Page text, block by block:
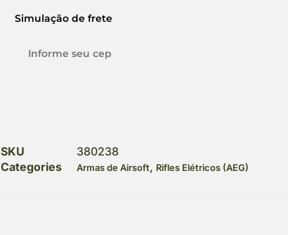
Simulação de frete
SKU
380238
Categories
Armas de Airsoft, Rifles Elétricos (AEG)